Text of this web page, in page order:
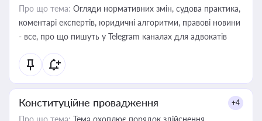
Про що тема: Огляди нормативних змін, судова практика,
коментарі експертів, юридичні алгоритми, правові новини
- все, про що пишуть у Telegram каналах для адвокатів
Конституційне провадження +4
Про що тема: Тема охоплює порядок здійснення